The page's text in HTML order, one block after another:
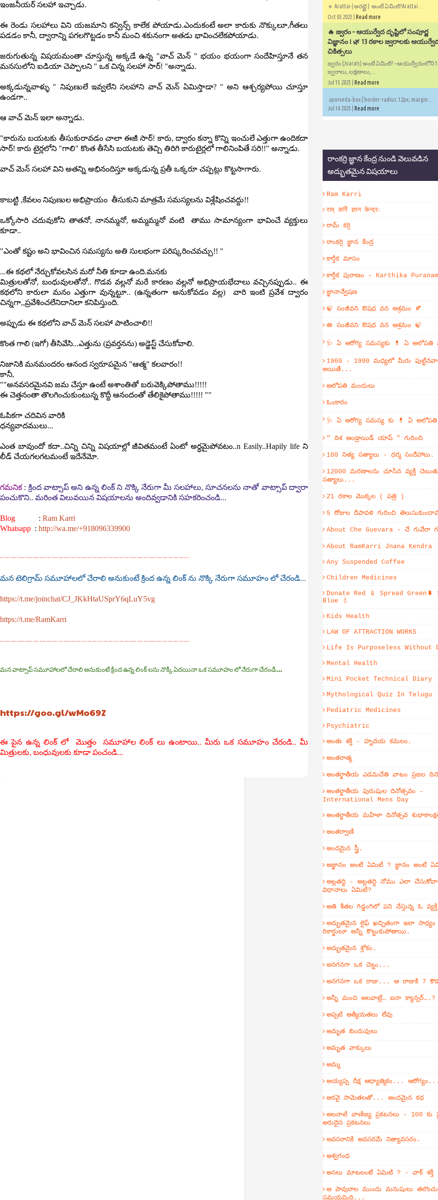
ఇంజనీయర్ సలహా ఇచ్చాడు.
ఈ రెండు సలహాలు విని యజమాని కన్విన్స్ కాలేక పోయాడు.ఎందుకంటే అలా కారుకు నొక్కులూ,గీతలు
పడడం కానీ, ద్వారాన్ని పగలగొట్టడం కానీ మంచి శకునంగా అతడు భావించలేకపోయాడు.
జరుగుతున్న విషయమంతా చూస్తున్న అక్కడే ఉన్న "వాచ్ మెన్ " భయం భయంగా సందేహిస్తూనే తన
మనసులోని ఐడియా చెప్పాలని " ఒక చిన్న సలహా సార్! "అన్నాడు.
అక్కడున్నవాళ్ళు " నిపుణులే ఇవ్వలేని సలహాని వాచ్ మెన్ ఏమిస్తాడా? " అని ఆశ్చర్యపోయి చూస్తూ
ఉండగా..
ఆ వాచ్ మెన్ ఇలా అన్నాడు.
"కారును బయటకు తీసుకురావడం చాలా ఈజీ సార్! కారు, ద్వారం కన్నా కొన్ని ఇంచులే ఎత్తుగా ఉందికదా
సార్! కారు టైర్లలోని "గాలి" కొంత తీసేసి బయటకు తెచ్చి తిరిగి కారుటైర్లలో గాలినింపితే సరి!!" అన్నాడు.
వాచ్ మెన్ సలహా విని అతన్ని అభినందిస్తూ అక్కడున్న ప్రతీ ఒక్కరూ చప్పట్లు కొట్టసాగారు.
కాబట్టి ,కేవలం నిపుణుల అభిప్రాయం తీసుకుని మాత్రమే సమస్యలను విశ్లేషించవద్దు!!
ఒక్కోసారి చదువుకోని తాతనో, నానమ్మనో, అమ్మమ్మనో వంటి తాము సామాన్యంగా భావించే వ్యక్తులు
కూడా..
"ఎంతో కష్టం అని భావించిన సమస్యను అతి సులభంగా పరిష్కరించవచ్చు!! "
...ఈ కథలో నేర్చుకోవలసిన మరో నీతి కూడా ఉంది.మనకు
మిత్రులతోనో, బంధువులతోనో.. గొడవ వల్లనో మరే కారణం వల్లనో అభిప్రాయభేదాలు వచ్చినప్పుడు.. ఈ
కథలోని కారులా మనం ఎత్తుగా వున్నట్టూ.. (ఉన్నతంగా అనుకోవడం వల్ల) వారి ఇంటి ప్రవేశ ద్వారం
చిన్నగా,,ప్రవేశించలేనిదానిలా కనిపిస్తుంది.
అప్పుడు ఈ కథలోని వాచ్ మెన్ సలహా పాటించాలి!!
కొంత గాలి (ఇగో) తీసివేసి...ఎత్తును (ప్రవర్తనను) అడ్జెస్ట్ చేసుకోవాలి.
నిజానికి మనమందరం ఆనంద స్వరూపమైన "ఆత్మ" కలవారం!!
కానీ,
""అనవసరమైనవి జమ చేస్తూ ఉంటే అశాంతితో బరువెక్కిపోతాము!!!!!
ఈ చెత్తనంతా తొలగించుకుంటున్న కొద్దీ ఆనందంతో తేలికైపోతాము!!!!! ""
ఓపికగా చదివిన వారికి
ధన్యవాదములు...
ఎంత బావుందో కదా..చిన్ని చిన్ని విషయాల్లో జీవితమంటే ఏంటో అర్ధమైపోవటం..n Easily..Hapily life ని
లీడ్ చేయగలగటమంటే ఇదేనేమో.
గమనిక: క్రింద వాట్సాప్ అని ఉన్న లింక్ ని నొక్కి నేరుగా మీ సలహాలు, సూచనలను నాతో వాట్సాప్ ద్వారా
పంచుకొని.. మరింత విలువయిన విషయాలను అందివ్వడానికి సహకరించండి...
Blog : Ram Karri
Whatsapp : http://wa.me/+918096339900
-- ---- ---- ----- ---- ---- ---- --- ---- --- ---- --- --- --- --- --- --- --- --- --- --- --- ---- ---- --- ---- ---- --- --- --- --- -- -
మన టెలిగ్రామ్ సమూహాలలో చేరాలి అనుకుంటే క్రింద ఉన్న లింక్ ను నొక్కి నేరుగా సమూహం లో చేరండి...
https://t.me/joinchat/CJ_JKkHtaUSprY6qLuY5vg
https://t.me/RamKarri
-- ---- ---- ----- ---- ---- ---- --- ---- --- ---- --- --- --- --- --- --- --- --- --- --- --- ---- ---- --- ---- ---- --- --- --- --- -- -
మన వాట్సాప్ సమూహాలలో చేరాలి అనుకుంటే క్రింద ఉన్న లింక్ లను నొక్కి ఏదయినా ఒక సమూహం లో నేరుగా చేరండి...
https://goo.gl/wMo69Z
ఈ పైన ఉన్న లింక్ లో మొత్తం సమూహాల లింక్ లు ఉంటాయి.. మీరు ఒక సమూహం చేరండి.. మీ
మిత్రులకు, బంధువులకు కూడా పంచండి...
🔹 Arattai ( అరట్టై ) అంటే ఏమిటి?Arattai...
Oct 03 2025 | Read more
🔥 జ్వరం – ఆయుర్వేద దృష్టిలో సంపూర్ణ
విజ్ఞానం ౹ 🌿 13 రకాల జ్వరాలకు
చికిత్సలు
జ్వరం (Jvaraḥ) అంటే ఏమిటి? – ఆయుర్వేదంలోని
జ్వరాలు, లక్షణాలు,...
Jul 15 2025 | Read more
.ayurveda-box { border-radius: 12px; margin:...
Jul 14 2025 | Read more
రాంకర్రి జ్ఞాన కేంద్ర నుండి వెలువడిన
అద్భుతమైన విషయాలు
Ram Karri
राम् कर्रि ज्ञान केन्द्रः
రామ్ కర్రి
రాంకర్రి జ్ఞాన కేంద్ర
కార్తీక మాసం
కార్తీక పురాణం - Karthika Puranam
జ్ఞానాన్వేషణ
🍃 సంజీవని ఔషధ వన ఆశ్రమం 🍂
🪷 సంజీవని ఔషధ వన ఆశ్రమం 🍃
🩺 ఏ ఆరోగ్య సమస్యకు 💊 ఏ అలోపతి
1960 - 1990 మధ్యలో మీరు
అయితే...
అలోపతి మందులు
ఓంకారం
🩺 ఏ ఆరోగ్య సమస్య కు 💊 ఏ
" దిశ ఆండ్రాయిడ్ యాప్ " గురించి
100 నిత్య సత్యాలు - ధర్మ సందేహాలు.
12000 మరణాలను చూసిన వ్యక్తి
సత్యాలు...
21 రకాల మొక్కల ( పత్రి )
5 రోజుల దీపావళి గురించి
About Che Guevara - చే గువేరా
About RamKarri Jnana Kendra
Any Suspended Coffee
Children Medicines
Donate Red 💉 Spread Green🌲
Blue 💧
Kids Health
LAW OF ATTRACTION WORKS
Life Is Purposeless Without
Mental Health
Mini Pocket Technical Diary
Mythological Quiz In Telugu
Pediatric Medicines
Psychiatric
అంతః శక్తి - హృదయ కమలం.
అంతరాత్మ
అంతర్జాతీయ ఎడమచేతి వాటం ప్రజల
అంతర్జాతీయ పురుషుల దినోత్సవం -
International Mens Day
అంతర్జాతీయ మహిళా దినోత్సవ
అంతర్వాణి
అందమైన స్త్రీ.
అజ్ఞానం అంటే ఏమిటి ? జ్ఞానం అంటే
అట్లతద్ది - అట్లతద్ది నోము ఎలా
విధానాలు ఏమిటి?
అతి శీతల గిడ్డంగిలో పని చేస్తున్న ఓ
అద్భుతమైన లైఫ్ ఖచ్చితంగా ఇలా
రికార్డులూ అన్నీ కొట్టుకుపోతాయి.
అద్భుతమైన శ్లోకం.
అనగనగా ఒక చెట్టు...
అనగనగా ఒక రాజు... ఆ రాజుకి 7
అన్నీ మంచి అలవాట్లే… ఐనా క్యాన్సర్….?
అప్పటి ఆత్మీయతలు లేవు
అమృత బిందువులు
అమృత వాక్కులు
అమ్మ
అయ్యప్ప దీక్ష ఆధ్యాత్మికం...
అరవై సామెతలతో... అందమైన కథ
అలనాటి వాణిజ్య ప్రకటనలు - 100
అరుదైన ప్రకటనలు
అవసరానికి అవసరమే నిత్యావసరం.
అశ్వగంధ
అసలు మాటలంటే ఏమిటి ? - వాక్ శక్తి
ఆ పావురాల ముందు మనుషులు
సమయమిది...